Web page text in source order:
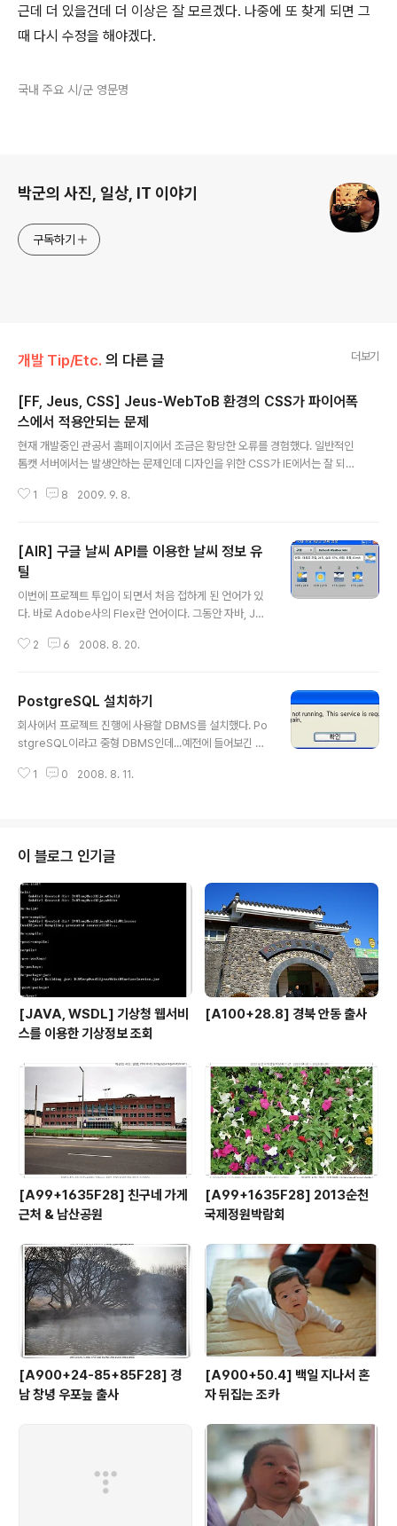
근데 더 있을건데 더 이상은 잘 모르겠다. 나중에 또 찾게 되면 그
때 다시 수정을 해야겠다.
국내 주요 시/군 영문명
박군의 사진, 일상, IT 이야기
구독하기
개발 Tip/Etc. 의 다른 글 더보기
[FF, Jeus, CSS] Jeus-WebToB 환경의 CSS가 파이어폭
스에서 적용안되는 문제
현재 개발중인 관공서 홈페이지에서 조금은 황당한 오류를 경험했다. 일반적인
톰캣 서버에서는 발생안하는 문제인데 디자인을 위한 CSS가 IE에서는 잘 되는
문제가 있으면 검색을 통해 찾아보는데 다음과 같은 내용이 검색된다. 파이어폭
에서의 설정문제인걸로 나온다. 문제해결을 위해선 제우스 홈디렉토리 아래 w
ebserver폴더의 config 하위 폴더에 있는 http.m 설정파일을 수정해주어야
한다. 위의 블로그에선 http.m 설정파일의 MimeType 설정 내용 ..
1 8 2009. 9. 8.
[AIR] 구글 날씨 API를 이용한 날씨 정보 유
틸
이번에 프로젝트 투입이 되면서 처음 접하게 된 언어가 있
다. 바로 Adobe사의 Flex란 언어이다. 그동안 자바, JSP
도 하고 해서 예제로 배우는 Adobe FLEX란 책을 구매하
되어 있는 AIR란 걸 이용하여 만들었다. 에어(AIR)란 Ado
be사에서 아폴로(Apollo)란 이름으로 진행했던 프로젝트
의 정식 명칭이다. 에어는 윈도우 데스크탑 버전의 RIA 어
스 호환이 가능한 런타임이다. 기존의 FLEX가 웹브라우저
2 6 2008. 8. 20.
PostgreSQL 설치하기
회사에서 프로젝트 진행에 사용할 DBMS를 설치했다. Po
stgreSQL이라고 중형 DBMS인데...예전에 들어보긴 했
써봤는데 ㅋㅋ 별걸 다 써보는 구나. 일단 설치를 위해서 다
stgresql-8.2.3-1.zip 위 링크에서 태극기 그림의 아무
링크나 클릭해서 다운받으면 되니 맘에 드는걸로 다운. 다
운 후 압축을 풀어서 postgresql-8.2.msi를 선택해서
설치. [설치 진행] 1. 언어는 English 선택 2. 설치옵션은
자신..
1 0 2008. 8. 11.
이 블로그 인기글
[JAVA, WSDL] 기상청 웹서비
스를 이용한 기상정보 조회
[A100+28.8] 경북 안동 출사
[A99+1635F28] 친구네 가게
근처 & 남산공원
[A99+1635F28] 2013순천
국제정원박람회
[A900+24-85+85F28] 경
남 창녕 우포늪 출사
[A900+50.4] 백일 지나서 혼
자 뒤집는 조카